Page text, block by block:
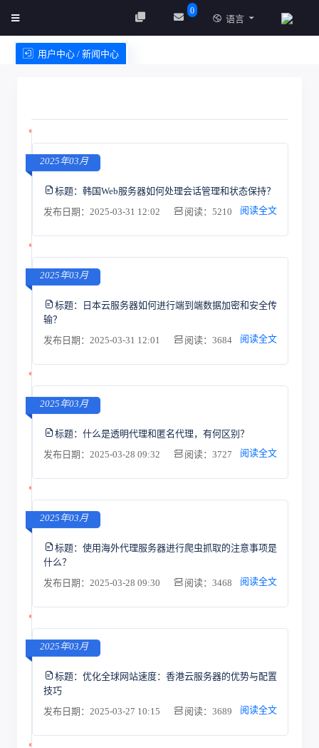
0
语言
用户中心 / 新闻中心
2025年03月
标题： 韩国Web服务器如何处理会话管理和状态保持？
发布日期：2025-03-31 12:02
阅读：5210 阅读全文
2025年03月
标题：
日本云服务器如何进行端到端数据加密和安全传
输？
发布日期：2025-03-31 12:01
阅读：3684 阅读全文
2025年03月
标题： 什么是透明代理和匿名代理，有何区别？
发布日期：2025-03-28 09:32
阅读：3727 阅读全文
2025年03月
标题： 使用海外代理服务器进行爬虫抓取的注意事项是
什么？
发布日期：2025-03-28 09:30
阅读：3468 阅读全文
2025年03月
标题： 优化全球网站速度：香港云服务器的优势与配置
技巧
发布日期：2025-03-27 10:15
阅读：3689 阅读全文